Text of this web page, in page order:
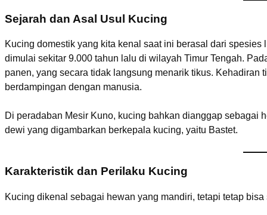
Sejarah dan Asal Usul Kucing
Kucing domestik yang kita kenal saat ini berasal dari spesies
dimulai sekitar 9.000 tahun lalu di wilayah Timur Tengah.
panen, yang secara tidak langsung menarik tikus.
berdampingan dengan manusia.
Di peradaban Mesir Kuno, kucing bahkan dianggap sebagai
dewi yang digambarkan berkepala kucing, yaitu Bastet.
Karakteristik dan Perilaku Kucing
Kucing dikenal sebagai hewan yang mandiri, tetapi tetap